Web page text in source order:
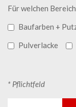
Für welchen
Baufarben +
Pulverlacke
* Pflichtfeld